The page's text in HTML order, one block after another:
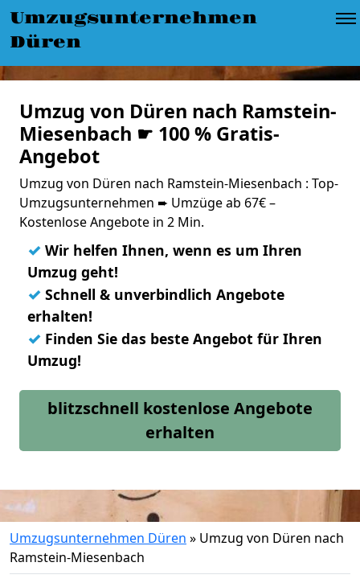
Umzugsunternehmen
Düren
Umzug von Düren nach Ramstein-
Miesenbach ☛ 100 % Gratis-
Angebot
Umzug von Düren nach Ramstein-Miesenbach : Top-
Umzugsunternehmen ➨ Umzüge ab 67€ –
Kostenlose Angebote in 2 Min.
✓ Wir helfen Ihnen, wenn es um Ihren
Umzug geht!
✓ Schnell & unverbindlich Angebote
erhalten!
✓ Finden Sie das beste Angebot für Ihren
Umzug!
blitzschnell kostenlose Angebote
erhalten
Umzugsunternehmen Düren » Umzug von Düren nach
Ramstein-Miesenbach